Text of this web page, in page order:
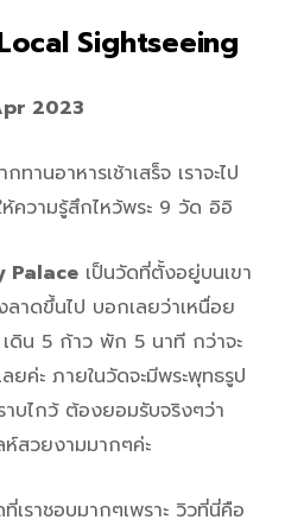
Sightseeing
2023
านอาหารเช้าเสร็จ เราจะไป
ความรู้สึกไหว้พระ 9 วัด อิอิ
Palaceเป็นวัดที่ตั้งอยู่บนเขา
ลาดขึ้นไป บอกเลยว่าเหนื่อย
ดิน 5 ก้าว พัก 5 นาที กว่าจะ
ยค่ะ ภายในวัดจะมีพระพุทธรูป
บไกว้ ต้องยอมรับจริงๆว่า
ห์สวยงามมากๆค่ะ
เราชอบมากๆเพราะ วิวที่นี่คือ